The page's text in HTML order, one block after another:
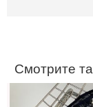
Смотрите